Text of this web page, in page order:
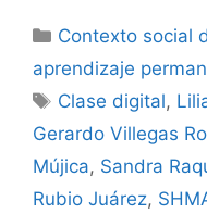
Categorías
Contexto social
aprendizaje
Etiquetas
Clase digital,
Gerardo Villegas
Mújica, Sandra
Rubio Juárez,